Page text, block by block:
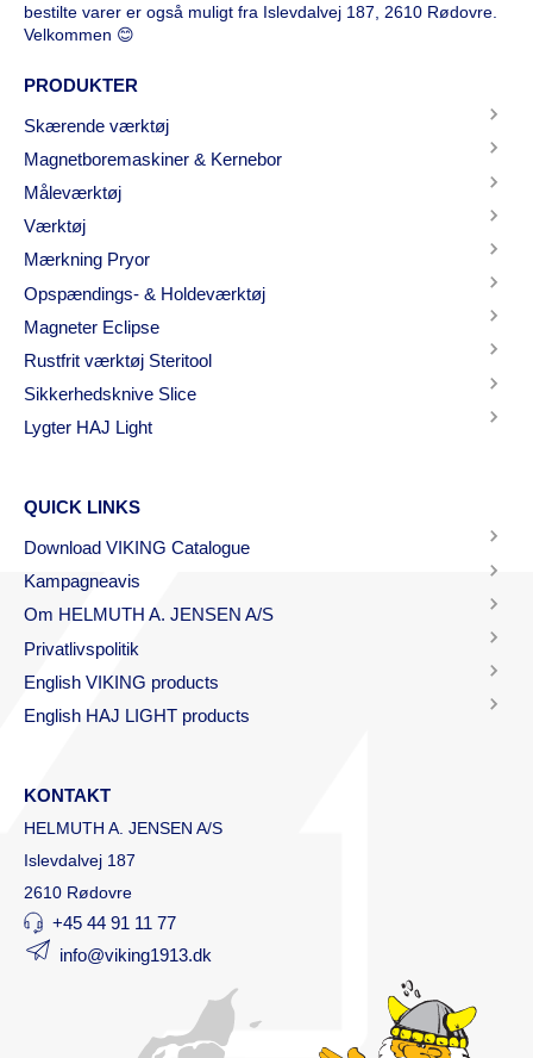
bestilte varer er også muligt fra Islevdalvej 187, 2610 Rødovre.
Velkommen 😊
PRODUKTER
Skærende værktøj
Magnetboremaskiner & Kernebor
Måleværktøj
Værktøj
Mærkning Pryor
Opspændings- & Holdeværktøj
Magneter Eclipse
Rustfrit værktøj Steritool
Sikkerhedsknive Slice
Lygter HAJ Light
QUICK LINKS
Download VIKING Catalogue
Kampagneavis
Om HELMUTH A. JENSEN A/S
Privatlivspolitik
English VIKING products
English HAJ LIGHT products
KONTAKT
HELMUTH A. JENSEN A/S
Islevdalvej 187
2610 Rødovre
+45 44 91 11 77
info@viking1913.dk